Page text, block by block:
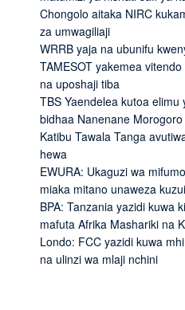
Chongolo aitaka NIRC
za umwagiliaji
WRRB yaja na ubunifu
TAMESOT yakemea
na uposhaji tiba
TBS Yaendelea kutoa
bidhaa Nanenane Morogoro
Katibu Tawala Tanga
hewa
EWURA: Ukaguzi wa
miaka mitano unaweza
BPA: Tanzania yazidi kuwa
mafuta Afrika Mashariki na
Londo: FCC yazidi kuwa
na ulinzi wa mlaji nchini